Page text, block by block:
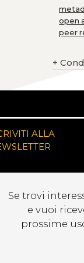
open
peer
+
ALLA
Se trovi
e vuoi
prossime